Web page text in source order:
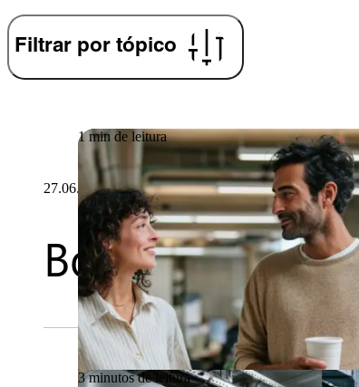
Filtrar por tópico
1 min de leitura
27.06.2026
Boletim
3 minutos de leitura